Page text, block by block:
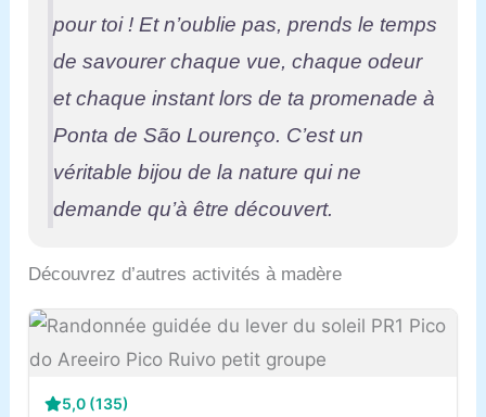
pour toi ! Et n’oublie pas, prends le temps
de savourer chaque vue, chaque odeur
et chaque instant lors de ta promenade à
Ponta de São Lourenço. C’est un
véritable bijou de la nature qui ne
demande qu’à être découvert.
Découvrez d’autres activités à madère
5,0 (135)